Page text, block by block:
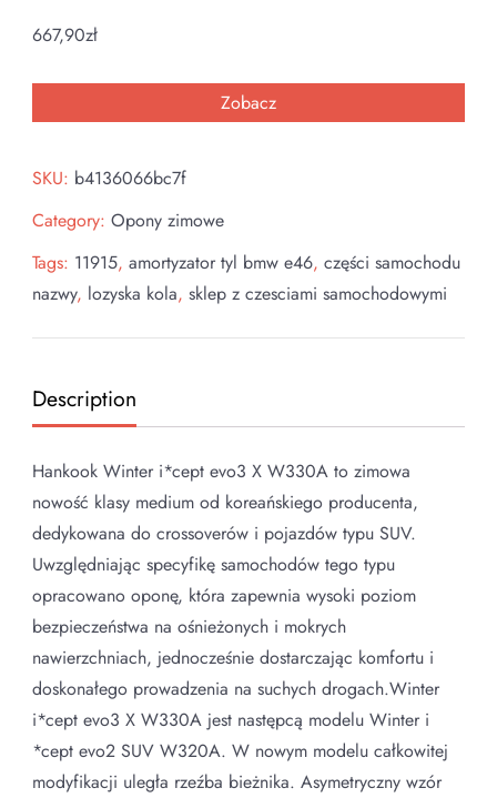
667,90zł
Zobacz
SKU: b4136066bc7f
Category: Opony zimowe
Tags: 11915, amortyzator tyl bmw e46, części samochodu
nazwy, lozyska kola, sklep z czesciami samochodowymi
Description
Hankook Winter i*cept evo3 X W330A to zimowa
nowość klasy medium od koreańskiego producenta,
dedykowana do crossoverów i pojazdów typu SUV.
Uwzględniając specyfikę samochodów tego typu
opracowano oponę, która zapewnia wysoki poziom
bezpieczeństwa na ośnieżonych i mokrych
nawierzchniach, jednocześnie dostarczając komfortu i
doskonałego prowadzenia na suchych drogach.Winter
i*cept evo3 X W330A jest następcą modelu Winter i
*cept evo2 SUV W320A. W nowym modelu całkowitej
modyfikacji uległa rzeźba bieżnika. Asymetryczny wzór